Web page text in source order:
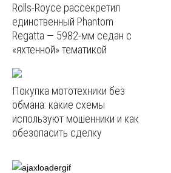
Rolls-Royce рассекретил
единственный Phantom
Regatta — 5982‑мм седан с
«яхтенной» тематикой
Покупка мототехники без
обмана: какие схемы
используют мошенники и как
обезопасить сделку